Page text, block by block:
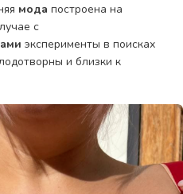
мода построена на
с
эксперименты в поисках
и близки к